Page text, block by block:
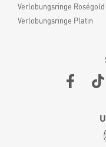
Verlobungsringe Roségold
Verlobungsringe Platin